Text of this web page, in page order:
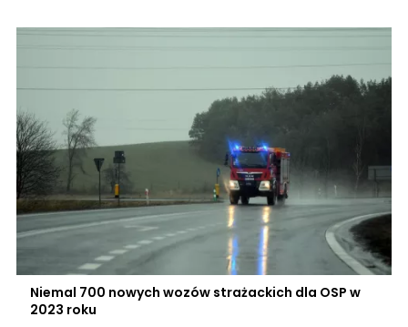
Niemal 700 nowych wozów strażackich dla OSP w
2023 roku